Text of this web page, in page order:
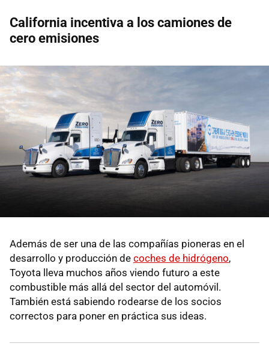
California incentiva a los camiones de
cero emisiones
Además de ser una de las compañías pioneras en el
desarrollo y producción de coches de hidrógeno,
Toyota lleva muchos años viendo futuro a este
combustible más allá del sector del automóvil.
También está sabiendo rodearse de los socios
correctos para poner en práctica sus ideas.